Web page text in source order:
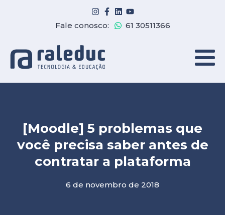
Fale conosco: 61 30511366
[Moodle] 5 problemas que
você precisa saber antes de
contratar a plataforma
6 de novembro de 2018